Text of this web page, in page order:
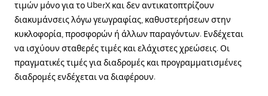
τιμών μόνο για το UberX και δεν αντικατοπτρίζουν
διακυμάνσεις λόγω γεωγραφίας, καθυστερήσεων στην
κυκλοφορία, προσφορών ή άλλων παραγόντων. Ενδέχεται
να ισχύουν σταθερές τιμές και ελάχιστες χρεώσεις. Οι
πραγματικές τιμές για διαδρομές και προγραμματισμένες
διαδρομές ενδέχεται να διαφέρουν.